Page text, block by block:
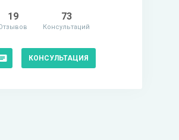
19 73
Консультаций
КОНСУЛЬТАЦИЯ